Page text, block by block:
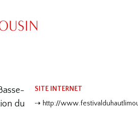
du
SITE INTERNET
http://